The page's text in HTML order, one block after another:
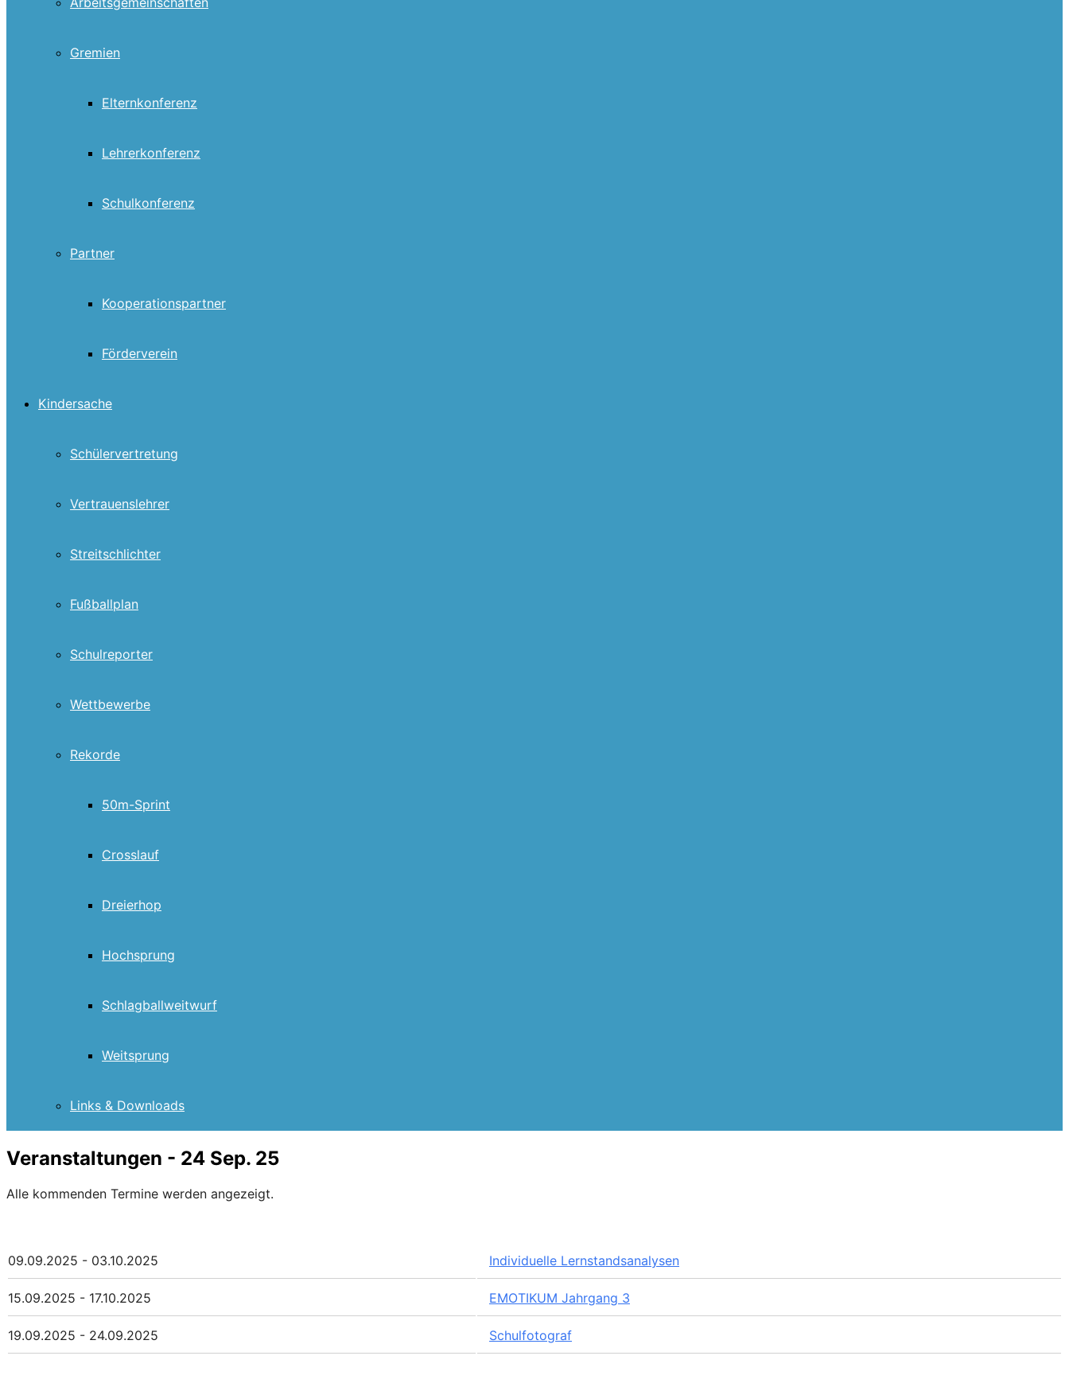
Gremien
Elternkonferenz
Lehrerkonferenz
Schulkonferenz
Partner
Kooperationspartner
Förderverein
Kindersache
Schülervertretung
Vertrauenslehrer
Streitschlichter
Fußballplan
Schulreporter
Wettbewerbe
Rekorde
50m-Sprint
Crosslauf
Dreierhop
Hochsprung
Schlagballweitwurf
Weitsprung
Links & Downloads
Veranstaltungen - 24 Sep. 25
Alle kommenden Termine werden angezeigt.
09.09.2025 - 03.10.2025 Individuelle Lernstandsanalysen
15.09.2025 - 17.10.2025 EMOTIKUM Jahrgang 3
19.09.2025 - 24.09.2025 Schulfotograf